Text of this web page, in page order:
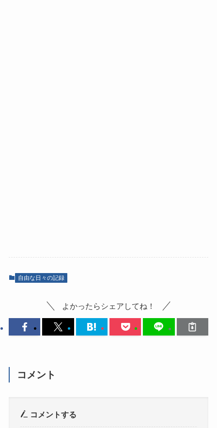
自由な日々の記録
よかったらシェアしてね！
コメント
コメントする